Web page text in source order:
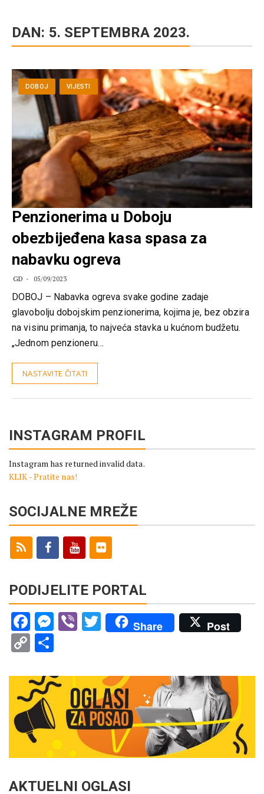
DAN: 5. SEPTEMBRA 2023.
DOBOJ VIJESTI
Penzionerima u Doboju
obezbijeđena kasa spasa za
nabavku ogreva
GD 05/09/2023
DOBOJ – Nabavka ogreva svake godine zadaje
glavobolju dobojskim penzionerima, kojima je, bez obzira
na visinu primanja, to najveća stavka u kućnom budžetu.
„Jednom penzioneru…
NASTAVITE ČITATI
INSTAGRAM PROFIL
Instagram has returned invalid data.
KLIK - Pratite nas!
SOCIJALNE MREŽE
PODIJELITE PORTAL
Facebook
Messenger
ViberTwitter
Share Post
Copy
AKTUELNI OGLASI